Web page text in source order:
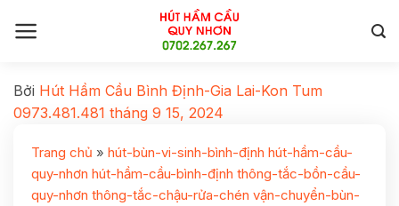
Bởi Hút Hầm Cầu Bình Định-Gia Lai-Kon Tum
0973.481.481 tháng 9 15, 2024
Trang chủ » hút-bùn-vi-sinh-bình-định hút-hầm-cầu-
quy-nhơn hút-hầm-cầu-bình-định thông-tắc-bồn-cầu-
quy-nhơn thông-tắc-chậu-rửa-chén vận-chuyển-bùn-